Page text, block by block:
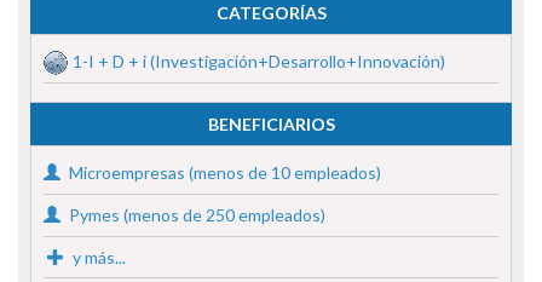
CATEGORÍAS
1-I + D + i (Investigación+Desarrollo+Innovación)
BENEFICIARIOS
Microempresas (menos de 10 empleados)
Pymes (menos de 250 empleados)
y más...